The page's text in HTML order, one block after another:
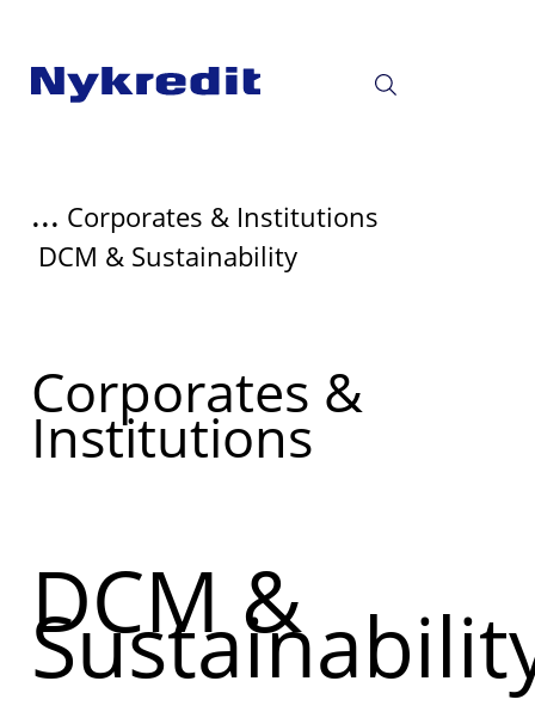
... Corporates & Institutions
DCM & Sustainability
Læs
mere
om
Corporates &
Institutions
DCM &